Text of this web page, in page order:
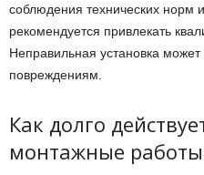
соблюдения технических норм
рекомендуется привлекать
Неправильная установка может
повреждениям.
Как долго
монтажные